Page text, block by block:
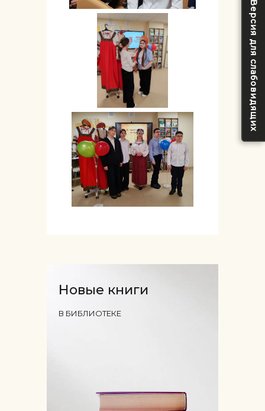
Версия для слабовидящих
Новые книги
В БИБЛИОТЕКЕ